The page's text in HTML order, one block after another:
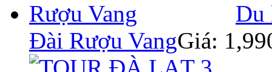
Du
Đài Rượu VangGiá: